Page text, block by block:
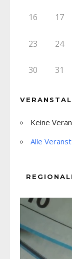
16 17
23 24
30 31
Keine
Alle